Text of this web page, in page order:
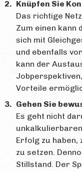
Knüpfen Sie
Das richtige
Zum einen kann
sich mit
und ebenfalls
kann der
Vorteile
Gehen Sie
Es geht nicht
Erfolg zu haben,
zu setzen.
Stillstand. Der